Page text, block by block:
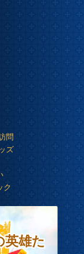
問
ズ
ク
英雄た